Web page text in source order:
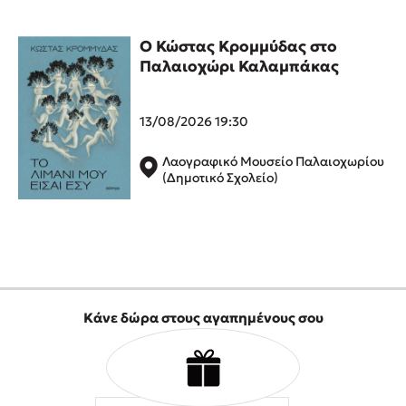
3 βιβλία βασισμένα σε αληθινά γεγονότα!
Τεστ: Ποιο αστυνομικό βιβλίο σου ταιριάζει για το καλοκαίρι;
Ο εθισμός των παιδιών στις οθόνες δεν είναι «το πρόβλημα»
Μια λέξη που συχνά νιώθεις αλλά την αγνοείς
Τι είναι η νευροποικιλότητα; Η Δρ. Δανάη Δεληγεώργη
απαντά!
Συγχαρητήρια, Πέθανες! Μια ξενάγηση στον Άδη της
σύγκρουση με τη δική τους για εκτόνωση
Πάνω, κάτω, μπροστά, πίσω; Κάνε το τεστ και ανακάλυψε την
Ο Κώστας Κρομμύδας στο
Παλαιοχώρι Καλαμπάκας
13/08/2026 19:30
Λαογραφικό Μουσείο Παλαιοχωρίου
(Δημοτικό Σχολείο)
Κάνε δώρα στους αγαπημένους σου